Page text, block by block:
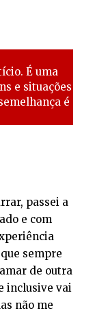
É uma
e situações
é
passei a
e com
sempre
de outra
inclusive vai
não me